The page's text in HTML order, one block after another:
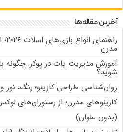
آخرین مقاله‌ها
مدرن
آموزش مدیریت پات در پوکر: چگونه
شوید؟
روان‌شناسی طراحی کازینو؛ رنگ، نور و
کازینوهای مدرن؛ از رستوران‌های
(بدون عنوان)